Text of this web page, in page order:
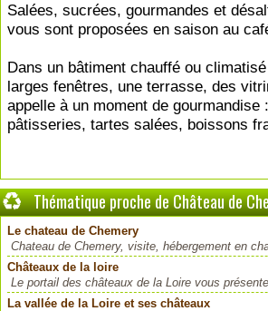
Salées, sucrées, gourmandes et
vous sont proposées en saison au
Dans un bâtiment chauffé ou
larges fenêtres, une terrasse, des
appelle à un moment de gourmandise
pâtisseries, tartes salées, boissons
Thématique proche de Château de
Le chateau de Chemery
Chateau de Chemery, visite, hébergement en
Châteaux de la loire
Le portail des châteaux de la Loire vous
La vallée de la Loire et ses châteaux